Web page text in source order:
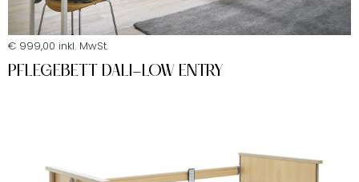
€ 999,00 inkl. MwSt.
PFLEGEBETT DALI-LOW ENTRY